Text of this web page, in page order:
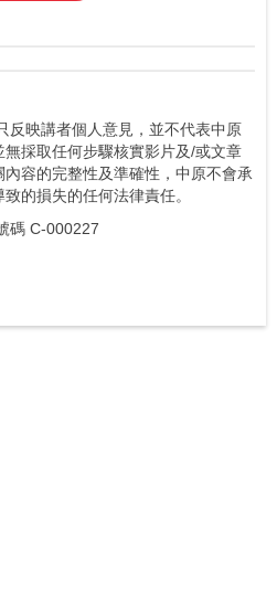
反映講者個人意見，並不代表中原
採取任何步驟核實影片及/或文章
容的完整性及準確性，中原不會承
的損失的任何法律責任。
碼 C-000227